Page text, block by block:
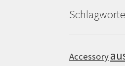
Schlagworte
Accessory